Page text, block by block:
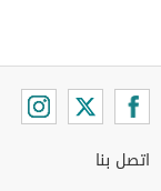
اتصل بنا